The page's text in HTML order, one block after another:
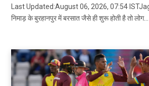
Last Updated:August 06, 2026, 07:54
निमाड़ के बुरहानपुर में बरसात जैसे ही शुरू होती है तो लोग…